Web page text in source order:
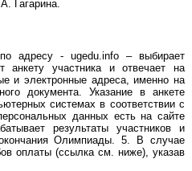
Гагарина.
адресу - ugedu.info – выбирает
участника и отвечает на
и электронные адреса, именно на
документа. Указание в анкете
системах в соответствии с
данных есть на сайте
результаты участников и
Олимпиады. 5. В случае
оплаты (ссылка см. ниже), указав